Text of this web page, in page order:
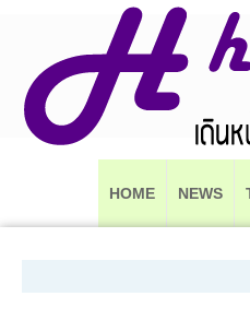
HOME NEWS